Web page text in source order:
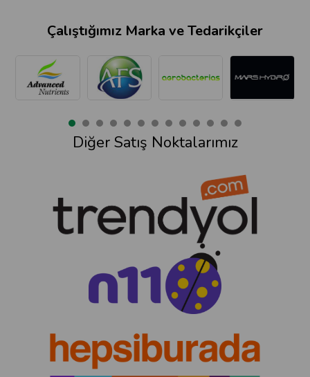
Çalıştığımız Marka ve Tedarikçiler
Diğer Satış Noktalarımız